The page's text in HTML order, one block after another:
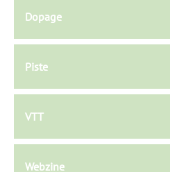
Dopage
Piste
VTT
Webzine